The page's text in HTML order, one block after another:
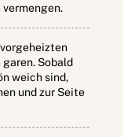
Sobald
weich sind,
und zur Seite